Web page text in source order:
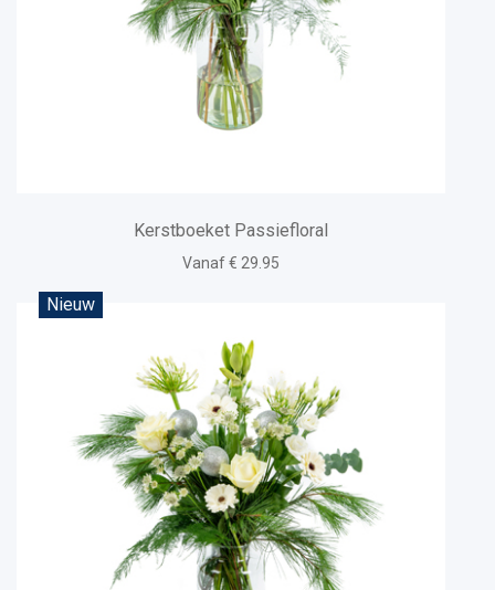
Kerstboeket Passiefloral
Vanaf € 29.95
Nieuw